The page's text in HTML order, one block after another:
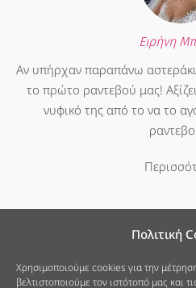
Πολιτική
Χρησιμοποιούμε cookies για την
βελτιστοποιούμε τον ιστότοπό μας και
Ειρήνη
Αν υπήρχαν παραπάνω
το πρώτο ραντεβού μας!
νυφικό της από το να το